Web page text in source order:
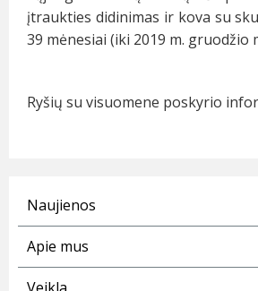
įtraukties didinimas ir kova su
39 mėnesiai (iki 2019 m. gruodžio
Ryšių su visuomene poskyrio
Naujienos
Apie mus